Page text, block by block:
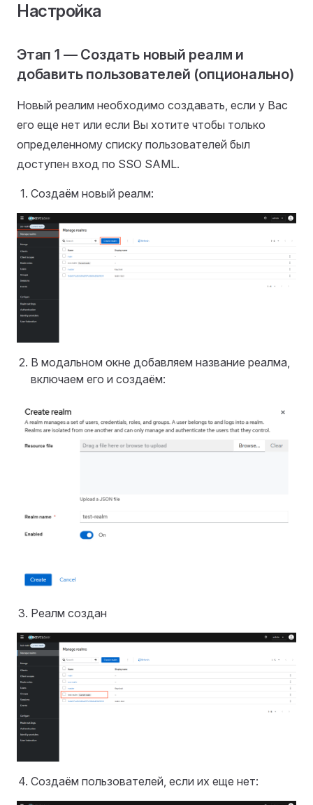
Настройка
Этап 1 — Создать новый реалм и
добавить пользователей (опционально)
Новый реалим необходимо создавать, если у Вас
его еще нет или если Вы хотите чтобы только
определенному списку пользователей был
доступен вход по SSO SAML.
Создаём новый реалм:
В модальном окне добавляем название реалма,
включаем его и создаём:
Реалм создан
Создаём пользователей, если их еще нет: